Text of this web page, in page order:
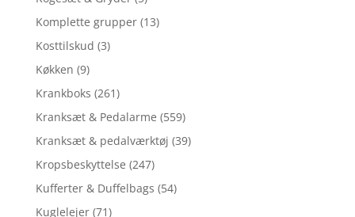
Komplette grupper (13)
Kosttilskud (3)
Køkken (9)
Krankboks (261)
Kranksæt & Pedalarme (559)
Kranksæt & pedalværktøj (39)
Kropsbeskyttelse (247)
Kufferter & Duffelbags (54)
Kuglelejer (71)